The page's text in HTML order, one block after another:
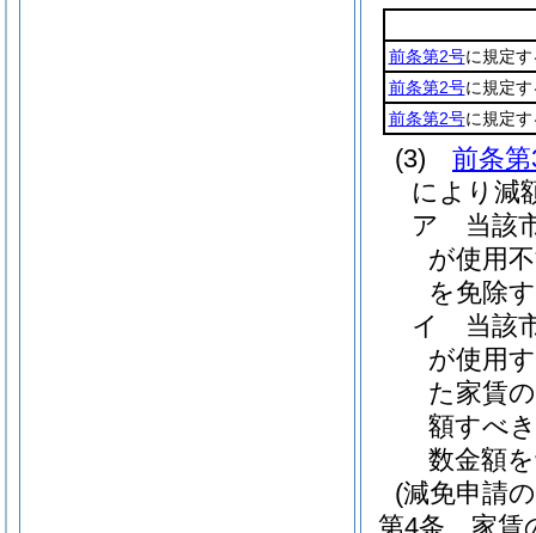
前条第2号に規定
前条第2号に規定
前条第2号に規定
(3)
前条
により減
ア
当該
が使用
を免除
イ
当該
が使用
た家賃
額すべ
数金額
(減免申請
第4条
家賃